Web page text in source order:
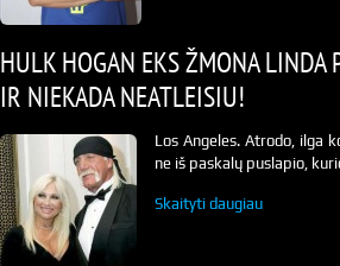
HULK HOGAN EKS ŽMONA LINDA
IR NIEKADA NEATLEISIU!
Los Angeles. Atrodo, ilga
ne iš paskalų puslapio,
Skaityti daugiau